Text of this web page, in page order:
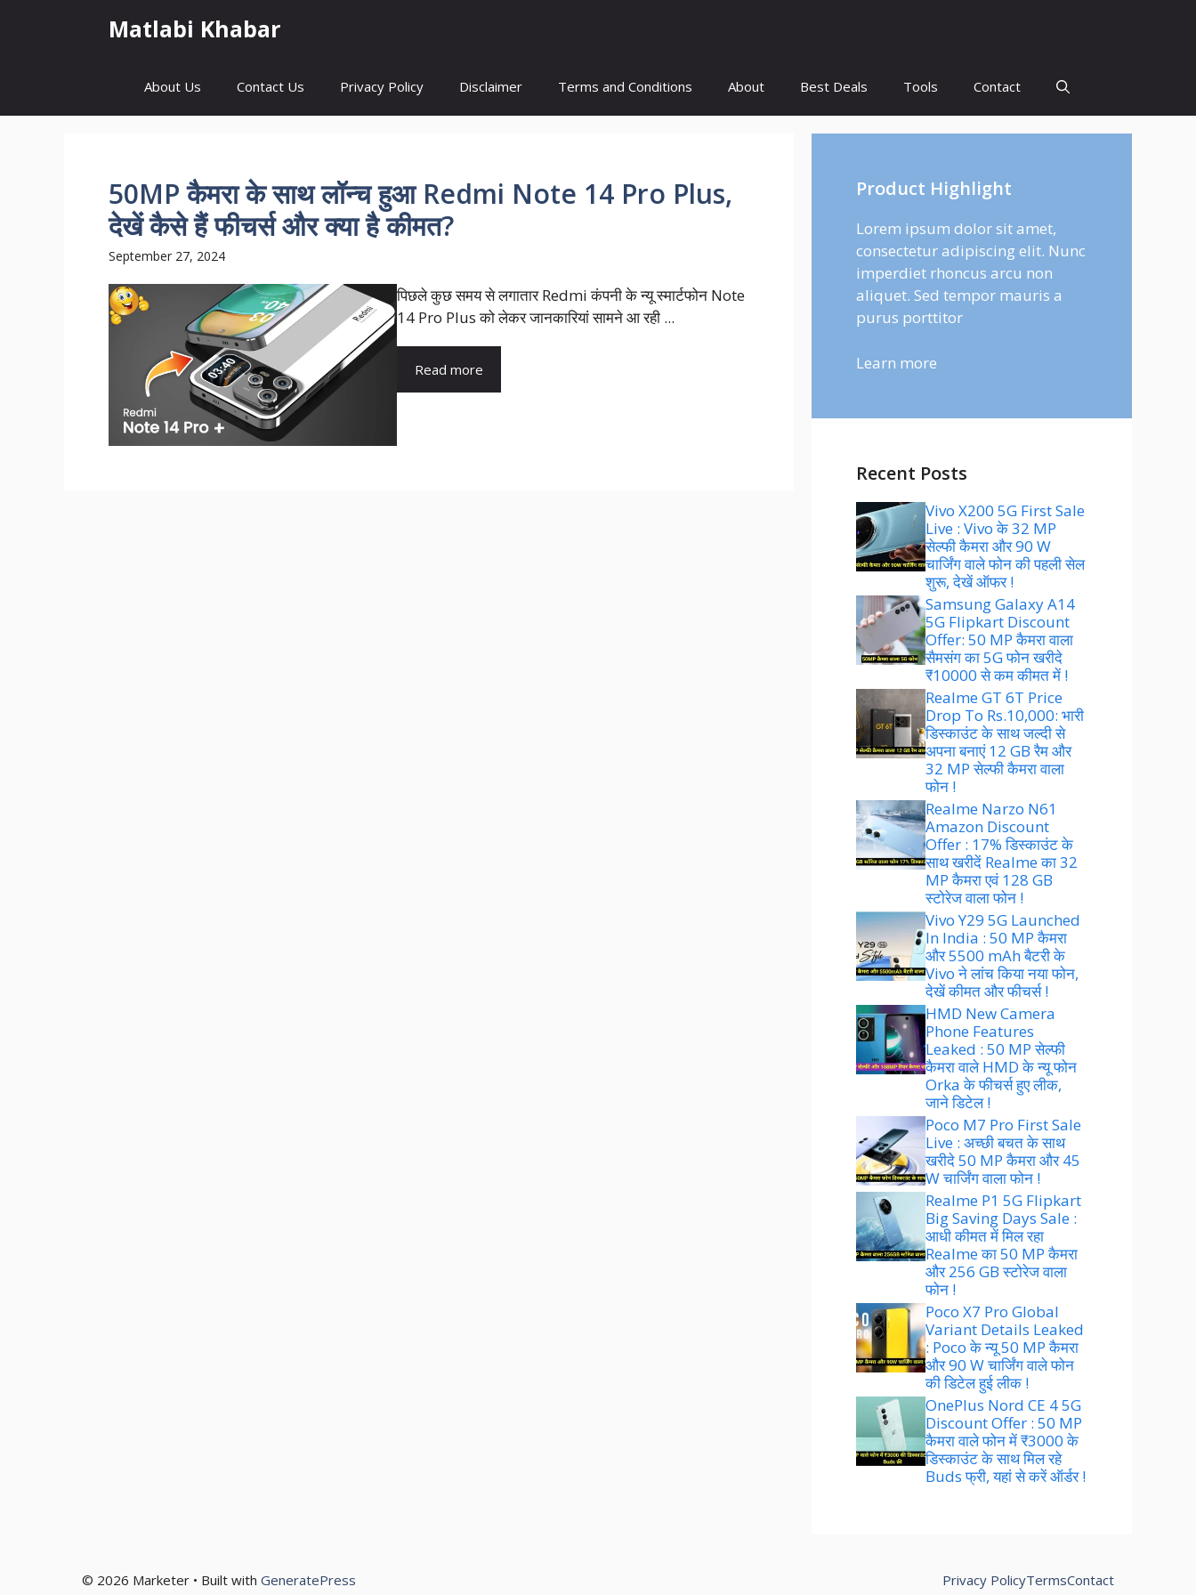
Matlabi Khabar
About Us Contact Us Privacy Policy Disclaimer Terms and Conditions About Best Deals Tools Contact
50MP कैमरा के साथ लॉन्च हुआ Redmi Note 14 Pro Plus,
देखें कैसे हैं फीचर्स और क्या है कीमत?
September 27, 2024
पिछले कुछ समय से लगातार Redmi कंपनी के न्यू स्मार्टफोन Note
14 Pro Plus को लेकर जानकारियां सामने आ रही ...
Read more
Product Highlight
Lorem ipsum dolor sit amet,
consectetur adipiscing elit. Nunc
imperdiet rhoncus arcu non
aliquet. Sed tempor mauris a
purus porttitor
Learn more
Recent Posts
Vivo X200 5G First Sale
Live : Vivo के 32 MP
सेल्फी कैमरा और 90 W
चार्जिंग वाले फोन की पहली सेल
शुरू, देखें ऑफर !
Samsung Galaxy A14
5G Flipkart Discount
Offer: 50 MP कैमरा वाला
सैमसंग का 5G फोन खरीदे
₹10000 से कम कीमत में !
Realme GT 6T Price
Drop To Rs.10,000: भारी
डिस्काउंट के साथ जल्दी से
अपना बनाएं 12 GB रैम और
32 MP सेल्फी कैमरा वाला
फोन !
Realme Narzo N61
Amazon Discount
Offer : 17% डिस्काउंट के
साथ खरीदें Realme का 32
MP कैमरा एवं 128 GB
स्टोरेज वाला फोन !
Vivo Y29 5G Launched
In India : 50 MP कैमरा
और 5500 mAh बैटरी के
Vivo ने लांच किया नया फोन,
देखें कीमत और फीचर्स !
HMD New Camera
Phone Features
Leaked : 50 MP सेल्फी
कैमरा वाले HMD के न्यू फोन
Orka के फीचर्स हुए लीक,
जाने डिटेल !
Poco M7 Pro First Sale
Live : अच्छी बचत के साथ
खरीदे 50 MP कैमरा और 45
W चार्जिंग वाला फोन !
Realme P1 5G Flipkart
Big Saving Days Sale :
आधी कीमत में मिल रहा
Realme का 50 MP कैमरा
और 256 GB स्टोरेज वाला
फोन !
Poco X7 Pro Global
Variant Details Leaked
: Poco के न्यू 50 MP कैमरा
और 90 W चार्जिंग वाले फोन
की डिटेल हुई लीक !
OnePlus Nord CE 4 5G
Discount Offer : 50 MP
कैमरा वाले फोन में ₹3000 के
डिस्काउंट के साथ मिल रहे
Buds फ्री, यहां से करें ऑर्डर !
© 2026 Marketer • Built with GeneratePress Privacy PolicyTermsContact